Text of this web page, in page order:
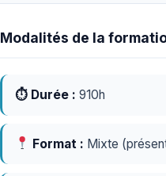
Modalités de la
⏱ Durée : 910h
Format : Mixte